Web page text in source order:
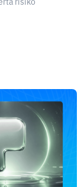
risiko